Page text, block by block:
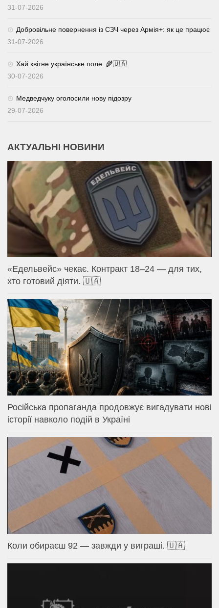
31-07-2026
Добровільне повернення із СЗЧ через Армія+: як це працює
31-07-2026
Хай квітне українське поле. 🌾🇺🇦
30-07-2026
Медведчуку оголосили нову підозру
29-07-2026
АКТУАЛЬНІ НОВИНИ
«Едельвейс» чекає. Контракт 18–24 — для тих,
хто готовий діяти. 🇺🇦
Російська пропаганда продовжує вигадувати нові
історії навколо подій в Україні
Коли обираєш 92 — завжди у виграші. 🇺🇦